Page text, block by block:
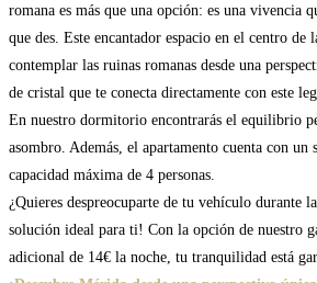
romana es más que una opción: es una vivencia
que des. Este encantador espacio en el centro de
contemplar las ruinas romanas desde una
de cristal que te conecta directamente con este
En nuestro dormitorio encontrarás el equilibrio
asombro. Además, el apartamento cuenta con un
capacidad máxima de 4 personas.
¿Quieres despreocuparte de tu vehículo durante
solución ideal para ti! Con la opción de nuestro
adicional de 14€ la noche, tu tranquilidad está